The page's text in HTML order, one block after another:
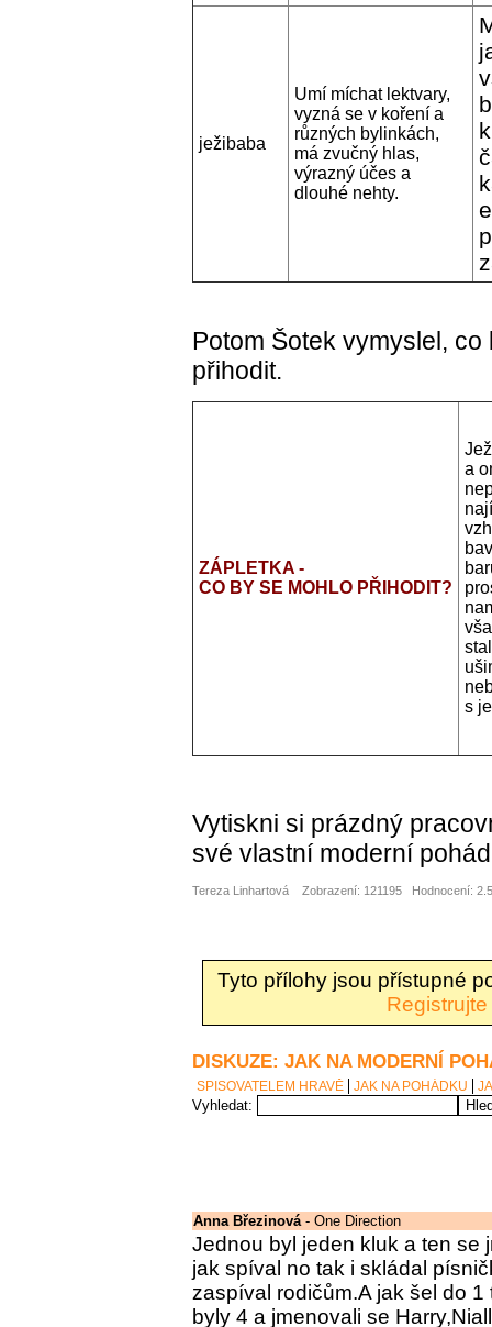
ježibaba
Umí míchat lektvary,
vyzná se v koření a
různých bylinkách,
má zvučný hlas,
výrazný účes a
dlouhé nehty.
Potom Šotek vymyslel,
přihodit.
ZÁPLETKA -
CO BY SE MOHLO PŘIHODIT?
a
s
Vytiskni si prázdný
své vlastní moderní
Tereza Linhartová Zobrazení: 121195 Hodnocení:
Tyto přílohy jsou přístupné
DISKUZE: JAK NA MODERNÍ
SPISOVATELEM HRAVĚ JAK NA POHÁDKU
Vyhledat:
Anna Březinová - One Direction
Jednou byl jeden kluk a ten se
jak spíval no tak i skládal
zaspíval rodičům.A jak šel do
byly 4 a jmenovali se